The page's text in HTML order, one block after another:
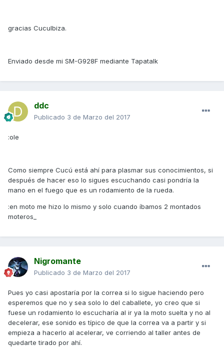
gracias CucuIbiza.
Enviado desde mi SM-G928F mediante Tapatalk
ddc
Publicado 3 de Marzo del 2017
:ole
Como siempre Cucú está ahí para plasmar sus conocimientos, si
después de hacer eso lo sigues escuchando casi pondría la
mano en el fuego que es un rodamiento de la rueda.
:en moto me hizo lo mismo y solo cuando íbamos 2 montados
moteros_
Nigromante
Publicado 3 de Marzo del 2017
Pues yo casi apostaría por la correa si lo sigue haciendo pero
esperemos que no y sea solo lo del caballete, yo creo que si
fuese un rodamiento lo escucharía al ir ya la moto suelta y no al
decelerar, ese sonido es típico de que la correa va a partir y si
empieza a hacerlo al acelerar, ve corriendo al taller antes de
quedarte tirado por ahí.